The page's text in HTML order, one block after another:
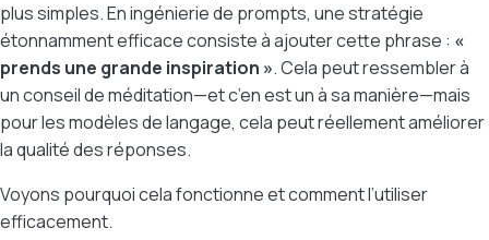
plus simples. En ingénierie de prompts, une stratégie
étonnamment efficace consiste à ajouter cette phrase : «
prends une grande inspiration ». Cela peut ressembler à
un conseil de méditation—et c’en est un à sa manière—mais
pour les modèles de langage, cela peut réellement améliorer
la qualité des réponses.
Voyons pourquoi cela fonctionne et comment l’utiliser
efficacement.